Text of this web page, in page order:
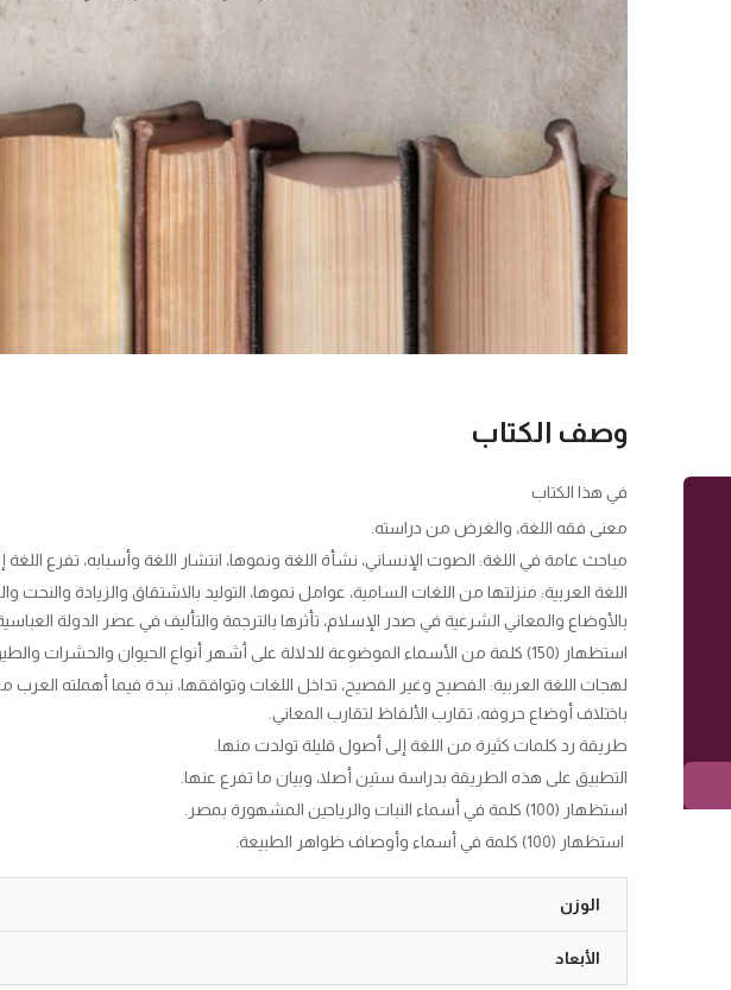
وصف الكتاب
في هذا الكتاب
معنى فقه اللغة، والغرض من دراسته.
مباحث عامة في اللغة: الصوت الإنساني، نشأة اللغة ونموها، انتشار اللغة وأسبابه، تفرع
اللغة العربية: منزلتها من اللغات السامية، عوامل نموها، التوليد بالاشتقاق والزيادة والنحت
بالأوضاع والمعاني الشرعية في صدر الإسلام، تأثرها بالترجمة والتأليف في عصر الدولة
استظهار (150) كلمة من الأسماء الموضوعة للدلالة على أشهر أنواع الحيوان والحشرات والطيور المألوفة في مصر، ومعيشة كل منها ومأواه، وصوت ما له صوت منها.
لهجات اللغة العربية: الفصيح وغير الفصيح، تداخل اللغات وتوافقها، نبذة فيما أهملته العرب
باختلاف أوضاع حروفه، تقارب الألفاظ لتقارب المعاني.
طريقة رد كلمات كثيرة من اللغة إلى أصول قليلة تولدت منها.
التطبيق على هذه الطريقة بدراسة ستين أصلا، وبيان ما تفرع عنها.
استظهار (100) كلمة في أسماء النبات والرياحين المشهورة بمصر.
استظهار (100) كلمة في أسماء وأوصاف ظواهر الطبيعة.
الوزن
الأبعاد